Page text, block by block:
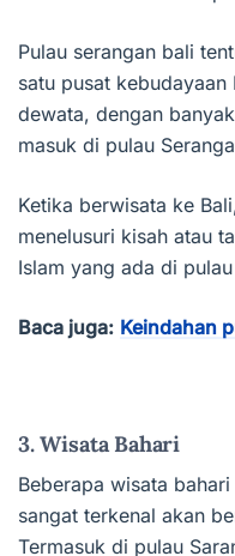
Pulau serangan bali
satu pusat
dewata, dengan
masuk di pulau
Ketika berwisata ke
menelusuri kisah atau
Islam yang ada di
Baca juga: Keindahan
3. Wisata Bahari
Beberapa wisata
sangat terkenal akan
Termasuk di pulau